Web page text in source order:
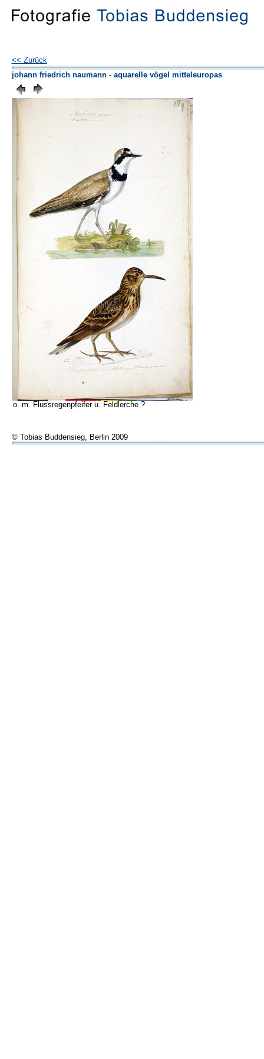
<< Zurück
johann friedrich naumann - aquarelle vögel mitteleuropas
o. m. Flussregenpfeifer u. Feldlerche ?
© Tobias Buddensieg, Berlin 2009